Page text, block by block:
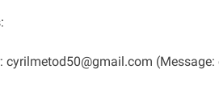
cyrilmetod50@gmail.com